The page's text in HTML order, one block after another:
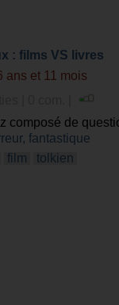
: films VS livres
ans et 11 mois
composé de
A condition
fantastique
film tolkien